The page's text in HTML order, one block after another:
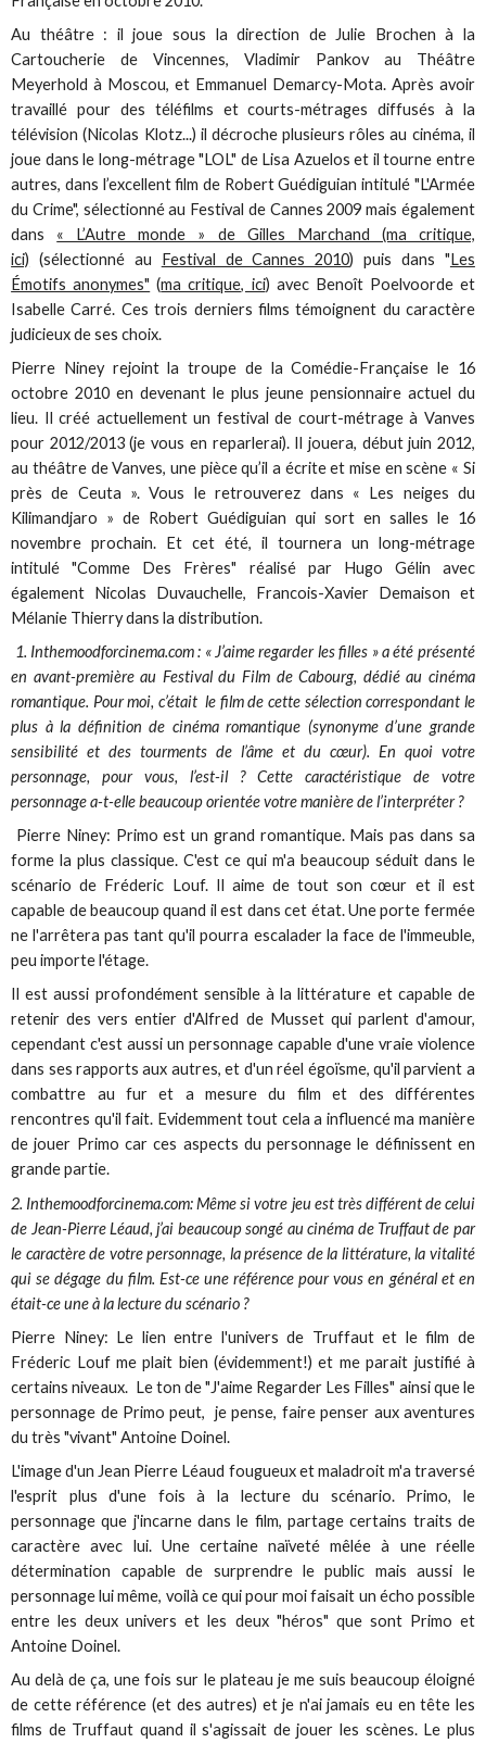
Au théâtre : il joue sous la direction de Julie Brochen à la
Cartoucherie de Vincennes, Vladimir Pankov au Théâtre
Meyerhold à Moscou, et Emmanuel Demarcy-Mota. Après avoir
travaillé pour des téléfilms et courts-métrages diffusés à la
télévision (Nicolas Klotz...) il décroche plusieurs rôles au cinéma, il
joue dans le long-métrage "LOL" de Lisa Azuelos et il tourne entre
autres, dans l’excellent film de Robert Guédiguian intitulé "L'Armée
du Crime", sélectionné au Festival de Cannes 2009 mais également
dans « L’Autre monde » de Gilles Marchand (ma critique,
ici) (sélectionné au Festival de Cannes 2010) puis dans "Les
Émotifs anonymes" (ma critique, ici) avec Benoît Poelvoorde et
Isabelle Carré. Ces trois derniers films témoignent du caractère
judicieux de ses choix.
Pierre Niney rejoint la troupe de la Comédie-Française le 16
octobre 2010 en devenant le plus jeune pensionnaire actuel du
lieu. Il créé actuellement un festival de court-métrage à Vanves
pour 2012/2013 (je vous en reparlerai). Il jouera, début juin 2012,
au théâtre de Vanves, une pièce qu’il a écrite et mise en scène « Si
près de Ceuta ». Vous le retrouverez dans « Les neiges du
Kilimandjaro » de Robert Guédiguian qui sort en salles le 16
novembre prochain. Et cet été, il tournera un long-métrage
intitulé "Comme Des Frères" réalisé par Hugo Gélin avec
également Nicolas Duvauchelle, Francois-Xavier Demaison et
Mélanie Thierry dans la distribution.
1. Inthemoodforcinema.com : « J’aime regarder les filles » a été présenté
en avant-première au Festival du Film de Cabourg, dédié au cinéma
romantique. Pour moi, c’était le film de cette sélection correspondant le
plus à la définition de cinéma romantique (synonyme d’une grande
sensibilité et des tourments de l’âme et du cœur). En quoi votre
personnage, pour vous, l’est-il ? Cette caractéristique de votre
personnage a-t-elle beaucoup orientée votre manière de l’interpréter ?
Pierre Niney: Primo est un grand romantique. Mais pas dans sa
forme la plus classique. C'est ce qui m'a beaucoup séduit dans le
scénario de Fréderic Louf. Il aime de tout son cœur et il est
capable de beaucoup quand il est dans cet état. Une porte fermée
ne l'arrêtera pas tant qu'il pourra escalader la face de l'immeuble,
peu importe l'étage.
Il est aussi profondément sensible à la littérature et capable de
retenir des vers entier d'Alfred de Musset qui parlent d'amour,
cependant c'est aussi un personnage capable d'une vraie violence
dans ses rapports aux autres, et d'un réel égoïsme, qu'il parvient a
combattre au fur et a mesure du film et des différentes
rencontres qu'il fait. Evidemment tout cela a influencé ma manière
de jouer Primo car ces aspects du personnage le définissent en
grande partie.
2. Inthemoodforcinema.com: Même si votre jeu est très différent de celui
de Jean-Pierre Léaud, j’ai beaucoup songé au cinéma de Truffaut de par
le caractère de votre personnage, la présence de la littérature, la vitalité
qui se dégage du film. Est-ce une référence pour vous en général et en
était-ce une à la lecture du scénario ?
Pierre Niney: Le lien entre l'univers de Truffaut et le film de
Fréderic Louf me plait bien (évidemment!) et me parait justifié à
certains niveaux. Le ton de "J'aime Regarder Les Filles" ainsi que le
personnage de Primo peut, je pense, faire penser aux aventures
du très "vivant" Antoine Doinel.
L'image d'un Jean Pierre Léaud fougueux et maladroit m'a traversé
l'esprit plus d'une fois à la lecture du scénario. Primo, le
personnage que j'incarne dans le film, partage certains traits de
caractère avec lui. Une certaine naïveté mêlée à une réelle
détermination capable de surprendre le public mais aussi le
personnage lui même, voilà ce qui pour moi faisait un écho possible
entre les deux univers et les deux "héros" que sont Primo et
Antoine Doinel.
Au delà de ça, une fois sur le plateau je me suis beaucoup éloigné
de cette référence (et des autres) et je n'ai jamais eu en tête les
films de Truffaut quand il s'agissait de jouer les scènes. Le plus